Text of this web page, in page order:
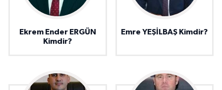
Ekrem Ender ERGÜN
Kimdir?
Emre YEŞİLBAŞ Kimdir?